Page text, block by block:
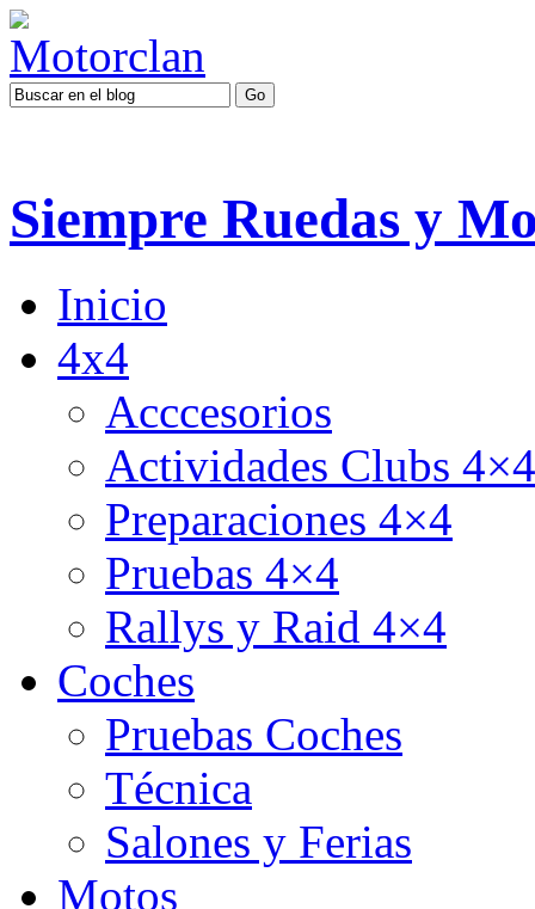
Siempre Ruedas y
Inicio
4x4
Acccesorios
Actividades Clubs 4×4
Preparaciones 4×4
Pruebas 4×4
Rallys y Raid 4×4
Coches
Pruebas Coches
Técnica
Salones y Ferias
Motos